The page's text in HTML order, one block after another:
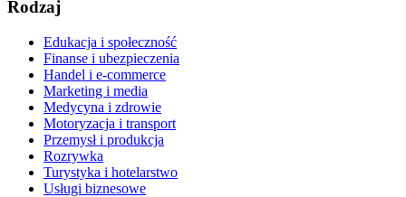
Rodzaj
Edukacja i społeczność
Finanse i ubezpieczenia
Handel i e-commerce
Marketing i media
Medycyna i zdrowie
Motoryzacja i transport
Przemysł i produkcja
Rozrywka
Turystyka i hotelarstwo
Usługi biznesowe